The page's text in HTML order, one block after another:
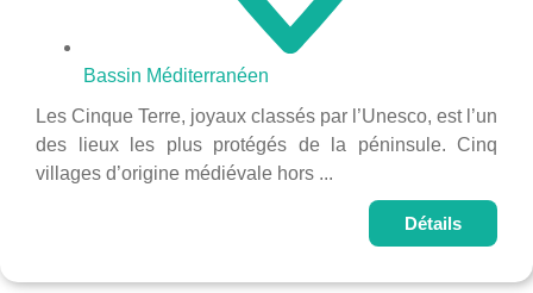
Bassin Méditerranéen
Les Cinque Terre, joyaux classés par l’Unesco, est l’un
des lieux les plus protégés de la péninsule. Cinq
villages d’origine médiévale hors ...
Détails